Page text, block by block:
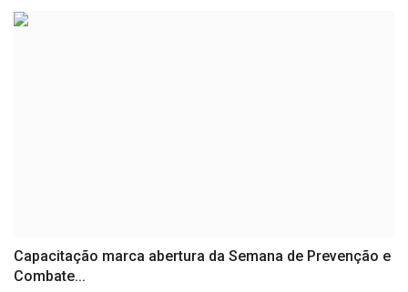
Capacitação marca abertura da Semana de Prevenção e
Combate...